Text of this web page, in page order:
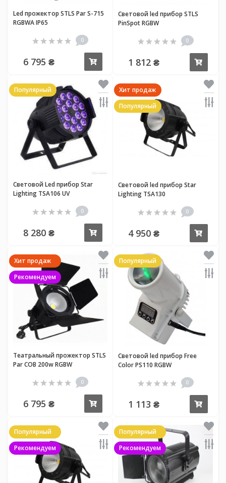
Led прожектор STLS Par S-715
RGBWA IP65
0
6 795 ₴
Световой led прибор STLS
PinSpot RGBW
0
1 812 ₴
Популярный
Световой Led прибор Star
Lighting TSA106 UV
0
8 280 ₴
Хит продаж
Популярный
Световой led прибор Star
Lighting TSA130
0
4 950 ₴
Хит продаж
Рекомендуем
Театральный прожектор STLS
Par COB 200w RGBW
0
6 795 ₴
Популярный
Световой led прибор Free
Color PS110 RGBW
0
1 113 ₴
Популярный
Рекомендуем
Популярный
Рекомендуем